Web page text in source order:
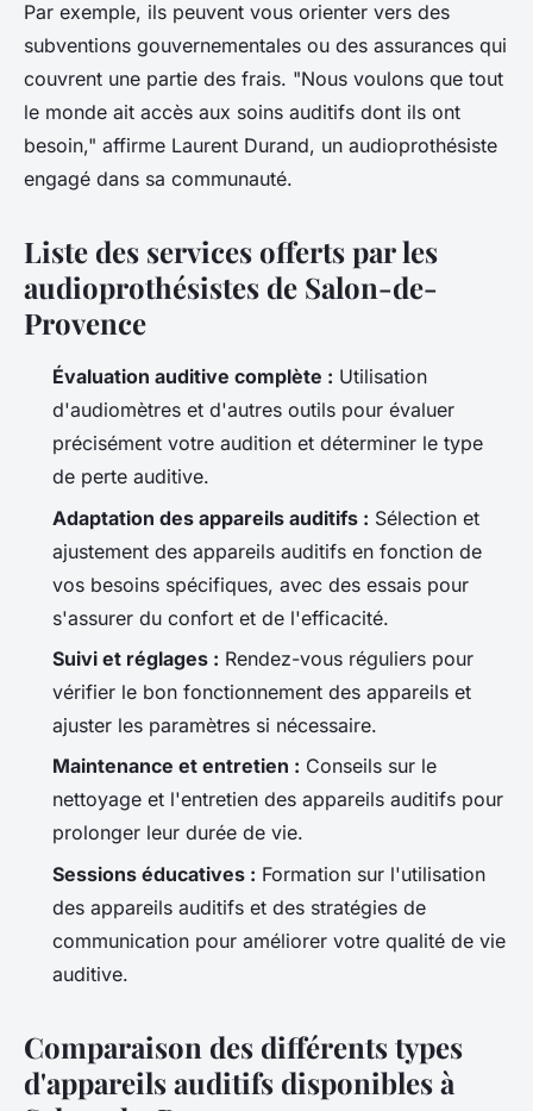
Par exemple, ils peuvent vous orienter vers des
subventions gouvernementales ou des assurances qui
couvrent une partie des frais. "Nous voulons que tout
le monde ait accès aux soins auditifs dont ils ont
besoin," affirme Laurent Durand, un audioprothésiste
engagé dans sa communauté.
Liste des services offerts par les
audioprothésistes de Salon-de-
Provence
Évaluation auditive complète : Utilisation
d'audiomètres et d'autres outils pour évaluer
précisément votre audition et déterminer le type
de perte auditive.
Adaptation des appareils auditifs : Sélection et
ajustement des appareils auditifs en fonction de
vos besoins spécifiques, avec des essais pour
s'assurer du confort et de l'efficacité.
Suivi et réglages : Rendez-vous réguliers pour
vérifier le bon fonctionnement des appareils et
ajuster les paramètres si nécessaire.
Maintenance et entretien : Conseils sur le
nettoyage et l'entretien des appareils auditifs pour
prolonger leur durée de vie.
Sessions éducatives : Formation sur l'utilisation
des appareils auditifs et des stratégies de
communication pour améliorer votre qualité de vie
auditive.
Comparaison des différents types
d'appareils auditifs disponibles à